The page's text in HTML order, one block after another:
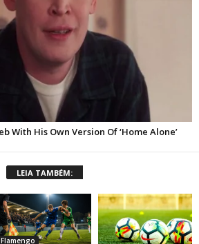
LEIA TAMBÉM:
Flamengo